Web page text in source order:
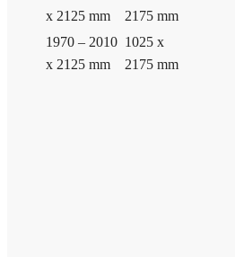
x 2125 mm
2175 mm
1970 – 2010
x 2125 mm
1025 x
2175 mm